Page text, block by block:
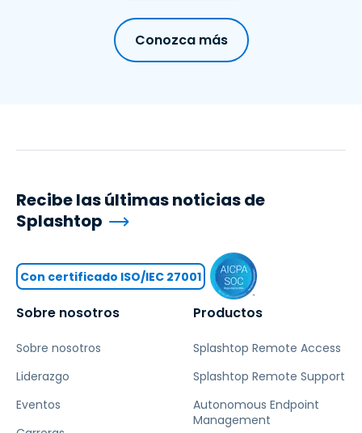
Conozca más
Sobre nosotros
Sobre nosotros
Liderazgo
Eventos
Productos
Splashtop Remote Access
Splashtop Remote Support
Autonomous Endpoint
Management
Recibe las últimas noticias de
Splashtop
Con certificado ISO/IEC 27001